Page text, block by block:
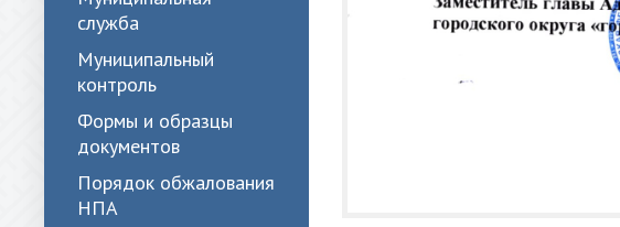
служба
Муниципальный
контроль
Формы и образцы
документов
Порядок обжалования
НПА